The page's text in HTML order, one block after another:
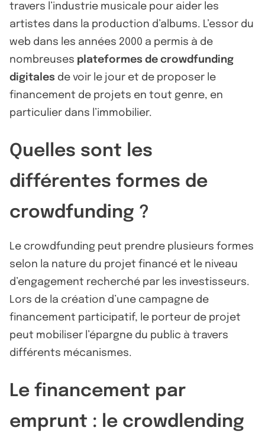
travers l’industrie musicale pour aider les
artistes dans la production d’albums. L’essor du
web dans les années 2000 a permis à de
nombreuses plateformes de crowdfunding
digitales de voir le jour et de proposer le
financement de projets en tout genre, en
particulier dans l’immobilier.
Quelles sont les
différentes formes de
crowdfunding ?
Le crowdfunding peut prendre plusieurs formes
selon la nature du projet financé et le niveau
d’engagement recherché par les investisseurs.
Lors de la création d’une campagne de
financement participatif, le porteur de projet
peut mobiliser l’épargne du public à travers
différents mécanismes.
Le financement par
emprunt : le crowdlending